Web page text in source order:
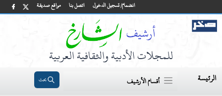
مواقع صديقة اتصل بنا انضمام/ تسجيل الدخول
للمجلات الأدبية والثقافية العربية
الرئيسة أقسام الأرشيف بحث